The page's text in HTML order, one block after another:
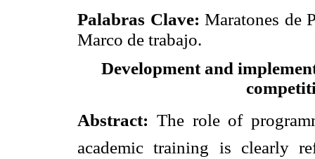
Palabras Clave: Maratones de
Marco de trabajo.
Development and
Abstract: The role of
academic training is clearly